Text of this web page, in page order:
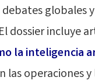
globales
dossier incluye
la inteligencia
las operaciones